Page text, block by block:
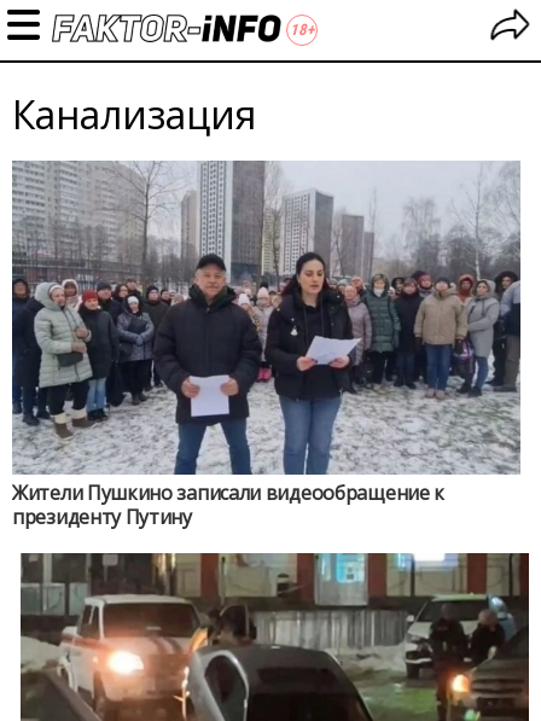
Канализация
Жители Пушкино записали видеообращение к
президенту Путину